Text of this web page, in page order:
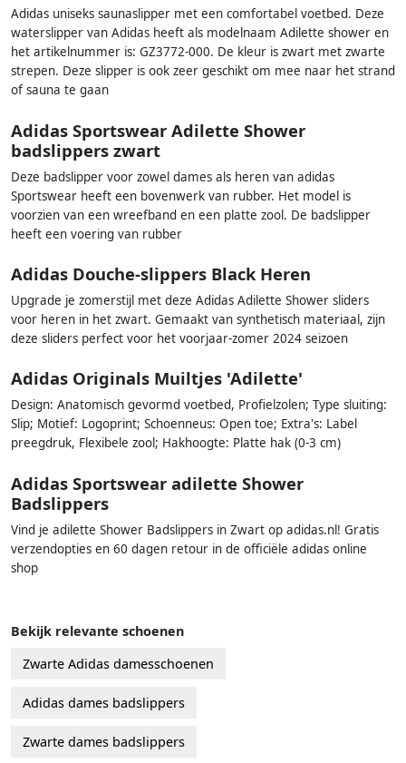
Adidas uniseks saunaslipper met een comfortabel voetbed. Deze
waterslipper van Adidas heeft als modelnaam Adilette shower en
het artikelnummer is: GZ3772-000. De kleur is zwart met zwarte
strepen. Deze slipper is ook zeer geschikt om mee naar het strand
of sauna te gaan
Adidas Sportswear Adilette Shower
badslippers zwart
Deze badslipper voor zowel dames als heren van adidas
Sportswear heeft een bovenwerk van rubber. Het model is
voorzien van een wreefband en een platte zool. De badslipper
heeft een voering van rubber
Adidas Douche-slippers Black Heren
Upgrade je zomerstijl met deze Adidas Adilette Shower sliders
voor heren in het zwart. Gemaakt van synthetisch materiaal, zijn
deze sliders perfect voor het voorjaar-zomer 2024 seizoen
Adidas Originals Muiltjes 'Adilette'
Design: Anatomisch gevormd voetbed, Profielzolen; Type sluiting:
Slip; Motief: Logoprint; Schoenneus: Open toe; Extra's: Label
preegdruk, Flexibele zool; Hakhoogte: Platte hak (0-3 cm)
Adidas Sportswear adilette Shower
Badslippers
Vind je adilette Shower Badslippers in Zwart op adidas.nl! Gratis
verzendopties en 60 dagen retour in de officiële adidas online
shop
Bekijk relevante schoenen
Zwarte Adidas damesschoenen
Adidas dames badslippers
Zwarte dames badslippers